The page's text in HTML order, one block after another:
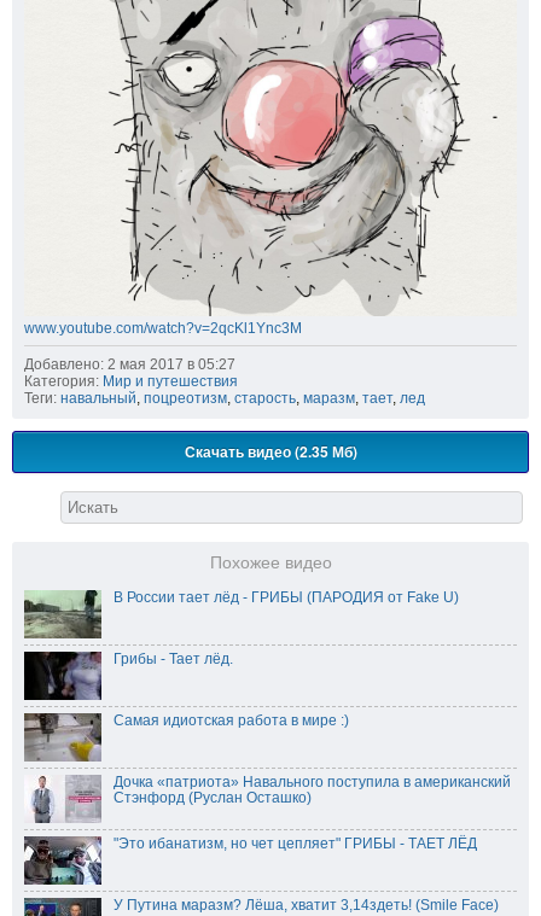
www.youtube.com/watch?v=2qcKl1Ync3M
Добавлено: 2 мая 2017 в 05:27
Категория: Мир и путешествия
Теги: навальный поцреотизм старость маразм тает, лед
Скачать видео (2.35 Мб)
Похожее видео
В России тает лёд - ГРИБЫ (ПАРОДИЯ от Fake U)
Грибы - Тает лёд.
Самая идиотская работа в мире :)
Дочка «патриота» Навального поступила в американский
Стэнфорд (Руслан Осташко)
"Это ибанатизм, но чет цепляет" ГРИБЫ - ТАЕТ ЛЁД
У Путина маразм? Лёша, хватит 3,14здеть! (Smile Face)